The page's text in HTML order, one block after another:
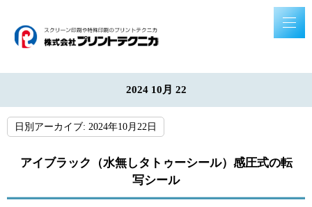
2024 10月 22
日別アーカイブ: 2024年10月22日
アイブラック（水無しタトゥーシール）感圧式の転
写シール